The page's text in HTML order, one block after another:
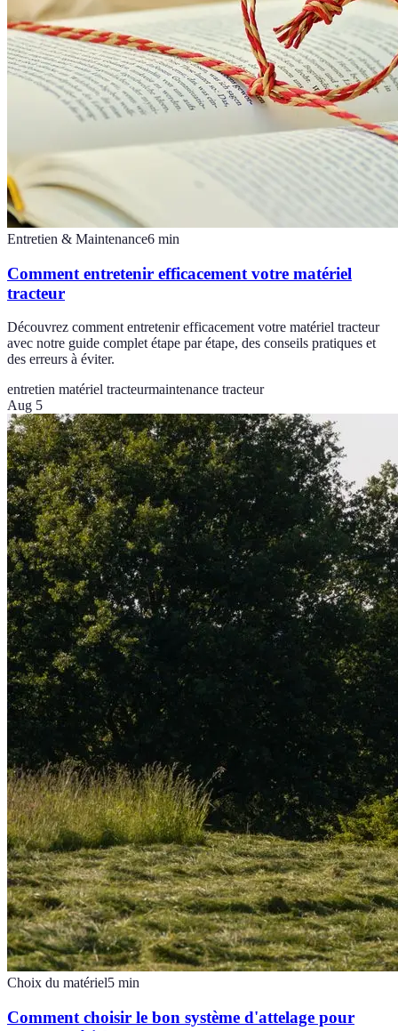
Entretien & Maintenance6 min
Comment entretenir efficacement votre matériel
tracteur
Découvrez comment entretenir efficacement votre matériel tracteur
avec notre guide complet étape par étape, des conseils pratiques et
des erreurs à éviter.
entretien matériel tracteurmaintenance tracteur
Aug 5
Choix du matériel5 min
Comment choisir le bon système d'attelage pour